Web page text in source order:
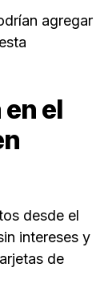
agregar
el
desde el
intereses y
de